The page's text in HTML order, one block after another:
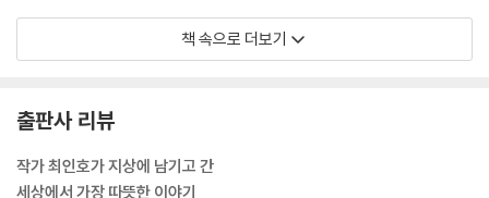
이제야 나는 알았다.
우리가 사는 이 세계는 실은 우리가 살고 있던 저 먼 곳에서부터 높이뛰기
다. 우리는 지금 허공에 있다. 우리는 지금 물구나무 하고 다니고 있는 것이
다.
--- p.72
책 속으로 더보기
출판사 리뷰
작가 최인호가 지상에 남기고 간
세상에서 가장 따뜻한 이야기